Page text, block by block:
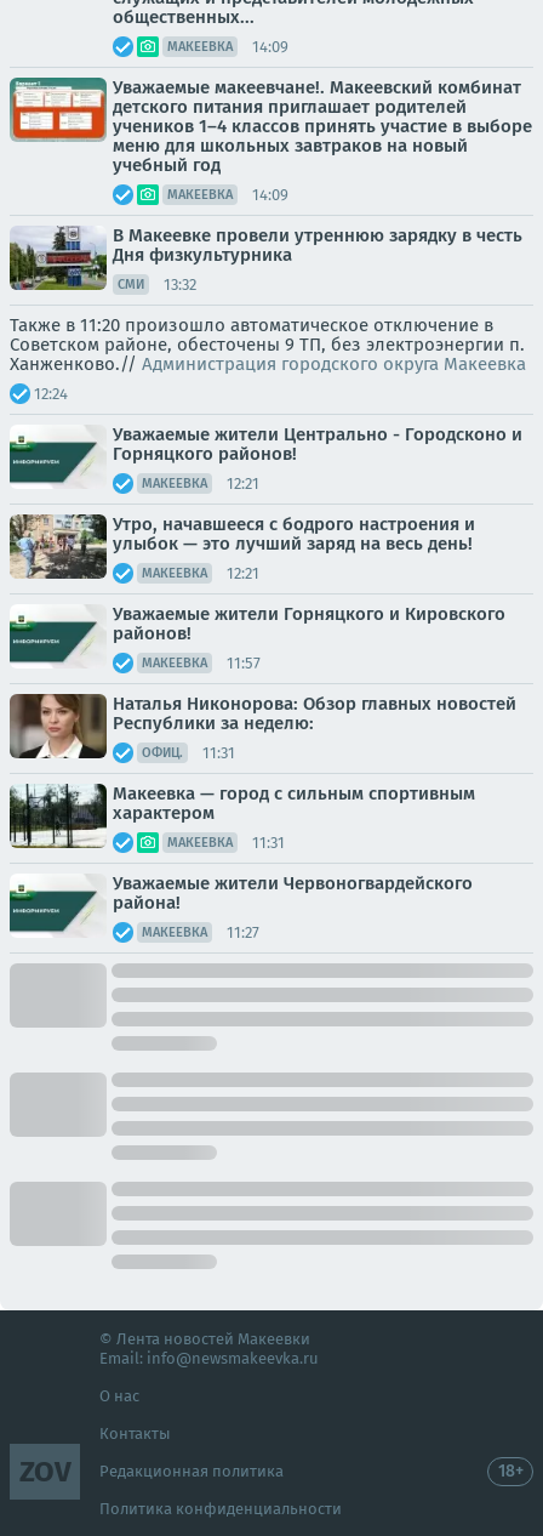
общественных...
МАКЕЕВКА 14:09
Уважаемые макеевчане!. Макеевский комбинат
детского питания приглашает родителей
учеников 1–4 классов принять участие в выборе
меню для школьных завтраков на новый
учебный год
МАКЕЕВКА 14:09
В Макеевке провели утреннюю зарядку в честь
Дня физкультурника
СМИ 13:32
Также в 11:20 произошло автоматическое отключение в
Советском районе, обесточены 9 ТП, без электроэнергии п.
Ханженково.// Администрация городского округа Макеевка
12:24
Уважаемые жители Центрально - Городсконо и
Горняцкого районов!
МАКЕЕВКА 12:21
Утро, начавшееся с бодрого настроения и
улыбок — это лучший заряд на весь день!
МАКЕЕВКА 12:21
Уважаемые жители Горняцкого и Кировского
районов!
МАКЕЕВКА 11:57
Наталья Никонорова: Обзор главных новостей
Республики за неделю:
ОФИЦ. 11:31
Макеевка — город с сильным спортивным
характером
МАКЕЕВКА 11:31
Уважаемые жители Червоногвардейского
района!
МАКЕЕВКА 11:27
ZOV
© Лента новостей Макеевки
Email: info@newsmakeevka.ru
О нас
Контакты
Редакционная политика
Политика конфиденциальности
18+